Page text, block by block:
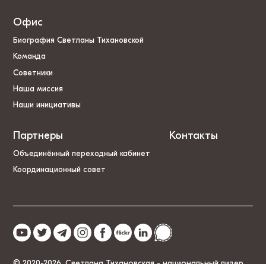
Офис
Биография Светланы Тихановской
Команда
Советники
Наша миссия
Наши инициативы
Партнеры
Объединённый переходный кабинет
Координационный совет
Контакты